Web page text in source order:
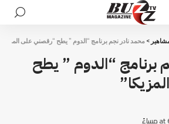
> محمد نادر نجم برنامج “الدوم ” يطح “رقصني على
برنامج “الدوم ” يطح